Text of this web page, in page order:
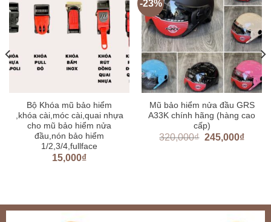
Bộ Khóa mũ bảo hiểm
,khóa cài,móc cài,quai nhựa
cho mũ bảo hiểm nửa
đầu,nón bảo hiểm
1/2,3/4,fullface
15,000₫
-23%
Mũ bảo hiểm nửa đầu GRS
A33K chính hãng (hàng cao
cấp)
320,000₫ 245,000₫